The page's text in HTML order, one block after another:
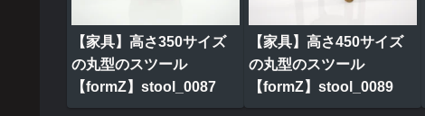
【家具】高さ350サイズ
の丸型のスツール
【formZ】stool_0087
【家具】高さ450サイズ
の丸型のスツール
【formZ】stool_0089